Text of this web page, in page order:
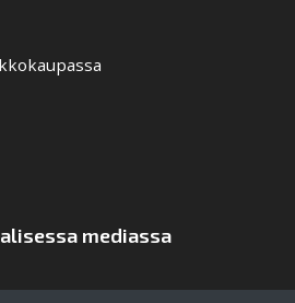
mediassa